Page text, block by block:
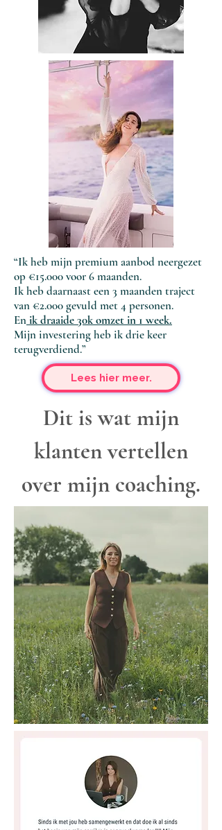
“Ik heb mijn premium aanbod neergezet
op €15.000 voor 6 maanden.
Ik heb daarnaast een 3 maanden traject
van €2.000 gevuld met 4 personen.
Enik draaide 30k omzet in 1 week.
Mijn investering heb ik drie keer
terugverdiend.”
Lees hier meer.
Dit is wat mijn
klanten vertellen
over mijn coaching.